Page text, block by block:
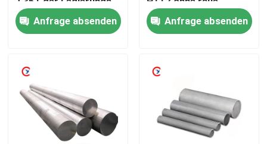
Kontaktiere uns
Aluminiumblech
Aluminiumblattspule
5A06
Anfrage absenden
Webkante
Anfrage absenden